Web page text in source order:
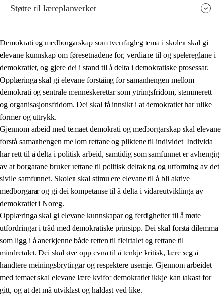
2. Prinsipp for læring, utvikling og danning
2.1 Sosial læring og utvikling
2.2 Kompetanse i faga
2.3 Grunnleggjande ferdigheiter
2.4 Å lære å lære
Tverrfaglege tema
2.5 Tverrfaglege tema
2.5.1 Folkehelse og livsmeistring
2.5.2 Demokrati og medborgarskap
Støtte til læreplanverket
Demokrati og medborgarskap som tverrfagleg tema i skolen skal gi
elevane kunnskap om føresetnadene for, verdiane til og spelereglane i
demokratiet, og gjere dei i stand til å delta i demokratiske prosessar.
Opplæringa skal gi elevane forståing for samanhengen mellom
demokrati og sentrale menneskerettar som ytringsfridom, stemmerett
og organisasjonsfridom. Dei skal få innsikt i at demokratiet har ulike
former og uttrykk.
Gjennom arbeid med temaet demokrati og medborgarskap skal elevane
forstå samanhengen mellom rettane og pliktene til individet. Individa
har rett til å delta i politisk arbeid, samtidig som samfunnet er avhengig
av at borgarane bruker rettane til politisk deltaking og utforming av det
sivile samfunnet. Skolen skal stimulere elevane til å bli aktive
medborgarar og gi dei kompetanse til å delta i vidareutviklinga av
demokratiet i Noreg.
Opplæringa skal gi elevane kunnskapar og ferdigheiter til å møte
utfordringar i tråd med demokratiske prinsipp. Dei skal forstå dilemma
som ligg i å anerkjenne både retten til fleirtalet og rettane til
mindretalet. Dei skal øve opp evna til å tenkje kritisk, lære seg å
handtere meiningsbrytingar og respektere usemje. Gjennom arbeidet
med temaet skal elevane lære kvifor demokratiet ikkje kan takast for
gitt, og at det må utviklast og haldast ved like.